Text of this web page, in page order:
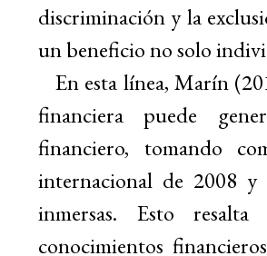
discriminación y la
un beneficio no solo
En esta línea, Marín
financiera puede
financiero, tomando
internacional de 2008 y
inmersas. Esto
conocimientos